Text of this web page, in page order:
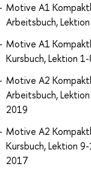
Motive A1
Arbeitsbuch,
Motive A1
Kursbuch, Lektion
Motive A2
Arbeitsbuch,
2019
Motive A2
Kursbuch, Lektion
2017